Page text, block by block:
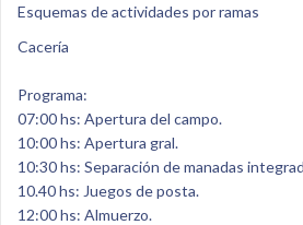
Esquemas de actividades por ramas
Cacería
Programa:
07:00 hs: Apertura del campo.
10:00 hs: Apertura gral.
10:30 hs: Separación de manadas
10.40 hs: Juegos de posta.
12:00 hs: Almuerzo.